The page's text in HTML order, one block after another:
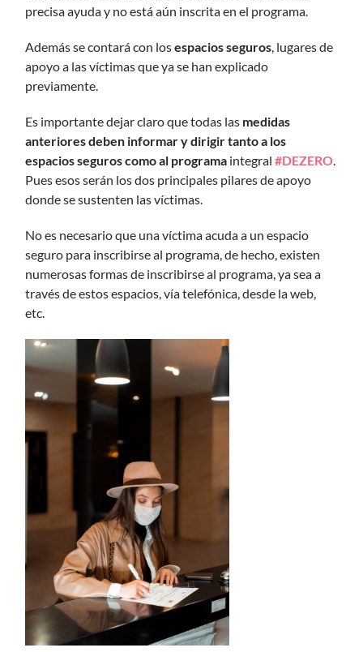
precisa ayuda y no está aún inscrita en el programa.
Además se contará con losespacios seguros , lugares de
apoyo a las víctimas que ya se han explicado
previamente.
Es importante dejar claro que todas las medidas
anteriores deben informar y dirigir tanto a los
espacios seguros como al programa integral#DEZERO
Pues esos serán los dos principales pilares de apoyo
donde se sustenten las víctimas.
No es necesario que una víctima acuda a un espacio
seguro para inscribirse al programa, de hecho, existen
numerosas formas de inscribirse al programa, ya sea a
través de estos espacios, vía telefónica, desde la web,
etc.